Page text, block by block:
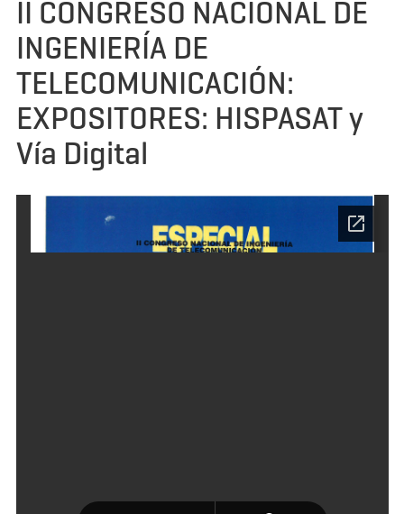
II CONGRESO NACIONAL DE
INGENIERÍA DE
TELECOMUNICACIÓN:
EXPOSITORES: HISPASAT y
Vía Digital